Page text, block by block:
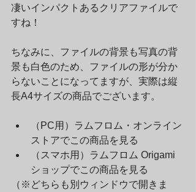
凄いインパクトあるクリアファイルで
すね！
ちなみに、ファイルの背景も写真の背
景も白色のため、ファイルの形が分か
らないことになってますが、実際は縦
長A4サイズの商品でございます。
（PC用）ラムフロム・オンライン
（スマホ用）ラムフロム Origami
（※どちらも別ウィンドウで開きま